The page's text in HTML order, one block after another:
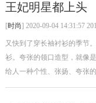
王妃明星都上头
[时尚] 2020-09-04 14:31:57
又快到了穿长袖衬衫的季节
衫。夸张的领口造型，就像
给人一种个性、张扬、夸张